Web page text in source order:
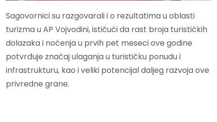
Sagovornici su razgovarali i o rezultatima u oblasti
turizma u AP Vojvodini, ističući da rast broja turističkih
dolazaka i noćenja u prvih pet meseci ove godine
potvrđuje značaj ulaganja u turističku ponudu i
infrastrukturu, kao i veliki potencijal daljeg razvoja ove
privredne grane.